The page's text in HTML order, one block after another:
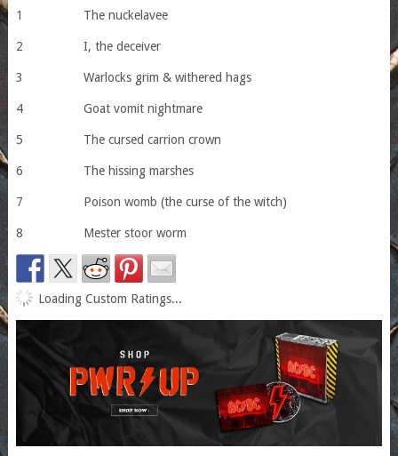
1 The nuckelavee
2 I, the deceiver
3 Warlocks grim & withered hags
4 Goat vomit nightmare
5 The cursed carrion crown
6 The hissing marshes
7 Poison womb (the curse of the witch)
8 Mester stoor worm
Loading Custom Ratings...